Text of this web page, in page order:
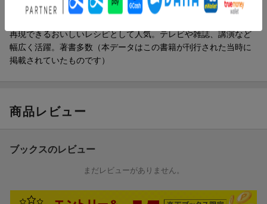
の料理に精通し、本格的な味をシンプルな調理法で提案してい
再現できるおいしいレシピとして人気。テレビや雑誌、講演など
幅広く活躍。著書多数（本データはこの書籍が刊行された当時に
掲載されていたものです）
商品レビュー
ブックスのレビュー
まだレビューがありません。